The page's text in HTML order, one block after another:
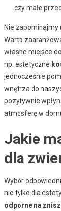
czy małe
Nie zapominajmy
Warto
własne miejsce
np. estetyczne
jednocześnie
wnętrza do
pozytywnie
atmosferę w
Jakie
dla
Wybór
nie tylko dla
odporne na